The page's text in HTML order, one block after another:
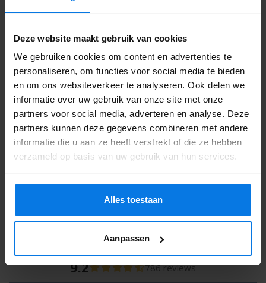
Deze website maakt gebruik van cookies
We gebruiken cookies om content en advertenties te
personaliseren, om functies voor social media te bieden
en om ons websiteverkeer te analyseren. Ook delen we
informatie over uw gebruik van onze site met onze
partners voor social media, adverteren en analyse. Deze
partners kunnen deze gegevens combineren met andere
informatie die u aan ze heeft verstrekt of die ze hebben
verzameld op basis van uw gebruik van hun services.
Alles toestaan
Aanpassen
mensen voor vallen.
in de bestratingswereld! Schellevis tegels zijn duurzaam en
natuurlijk.
grijs, rood/bruin, crème en taupe. De Schellevis betontegels
zijn er in tal van formaten, van heel groot en dik tot klein, van
langwerpig tot vierkant, rechthoekig of langformaat. Met de
vele formaten kun je creatief zijn, bijvoorbeeld om
hoogteverschil te creëren of te overbruggen.
Alle bestrating in het echt bekijken
Gewoon zien, voelen en ervaren: dat doe je in onze
showtuin! Samen met één van onze adviseurs kun je
aan je voeten! Kom je snel langs?
Woudenberg.
9.2 786 reviews